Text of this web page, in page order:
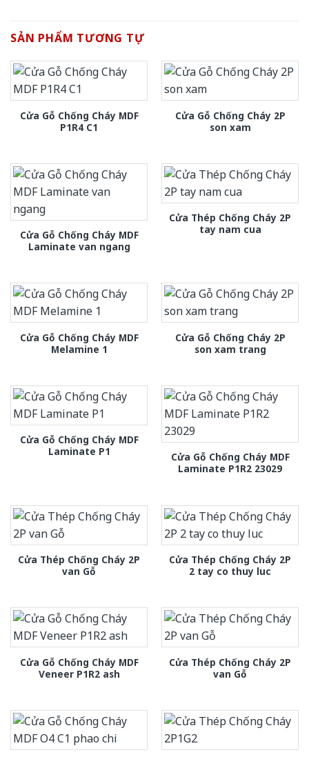
SẢN PHẨM TƯƠNG TỰ
Cửa Gỗ Chống Cháy MDF
P1R4 C1
Cửa Gỗ Chống Cháy 2P
son xam
Cửa Gỗ Chống Cháy MDF
Laminate van ngang
Cửa Thép Chống Cháy 2P
tay nam cua
Cửa Gỗ Chống Cháy MDF
Melamine 1
Cửa Gỗ Chống Cháy 2P
son xam trang
Cửa Gỗ Chống Cháy MDF
Laminate P1
Cửa Gỗ Chống Cháy MDF
Laminate P1R2 23029
Cửa Thép Chống Cháy 2P
van Gỗ
Cửa Thép Chống Cháy 2P
2 tay co thuy luc
Cửa Gỗ Chống Cháy MDF
Veneer P1R2 ash
Cửa Thép Chống Cháy 2P
van Gỗ